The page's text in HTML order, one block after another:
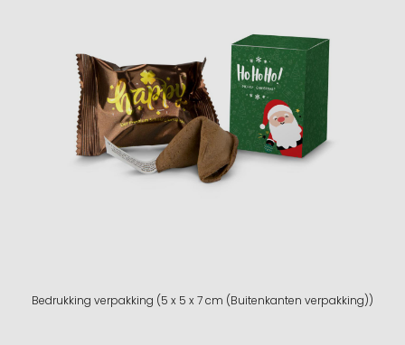
Bedrukking verpakking (5 x 5 x 7 cm (Buitenkanten verpakking))